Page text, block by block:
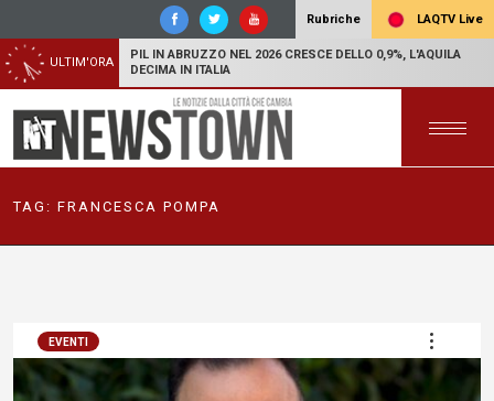
Rubriche LAQTV Live
ULTIM'ORA
PIL IN ABRUZZO NEL 2026 CRESCE DELLO 0,9%, L'AQUILA
DECIMA IN ITALIA
TAG: FRANCESCA POMPA
EVENTI